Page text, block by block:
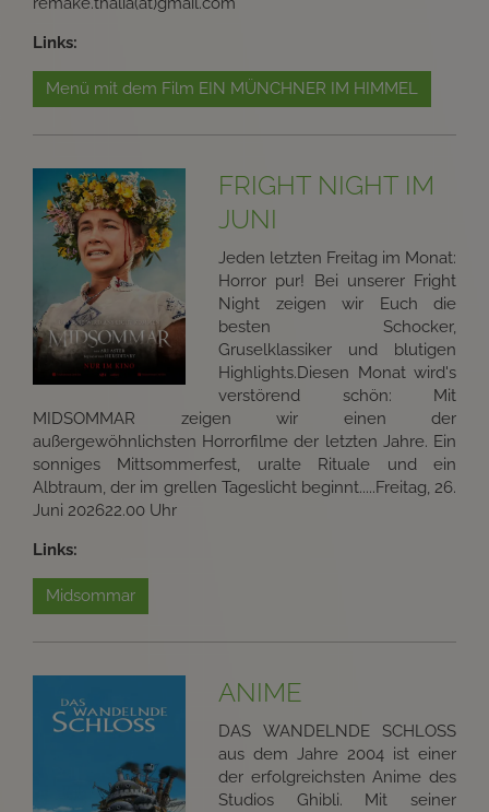
Links:
Menü mit dem Film EIN MÜNCHNER IM HIMMEL
FRIGHT NIGHT IM
JUNI
Jeden letzten Freitag im Monat:
Horror pur! Bei unserer Fright
Night zeigen wir Euch die
besten Schocker,
Gruselklassiker und blutigen
Highlights.Diesen Monat wird's
verstörend schön: Mit
MIDSOMMAR zeigen wir einen der
außergewöhnlichsten Horrorfilme der letzten Jahre. Ein
sonniges Mittsommerfest, uralte Rituale und ein
Albtraum, der im grellen Tageslicht beginnt.....Freitag, 26.
Juni 202622.00 Uhr
Links:
Midsommar
ANIME
DAS WANDELNDE SCHLOSS
aus dem Jahre 2004 ist einer
der erfolgreichsten Anime des
Studios Ghibli. Mit seiner